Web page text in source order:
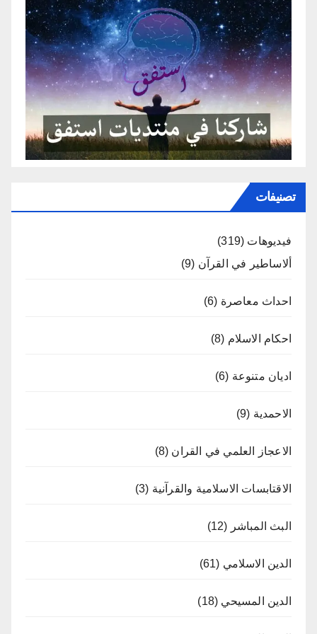
تصنيفات
فيديوهات (319)
ألاساطير في القرآن (9)
احداث معاصرة (6)
احكام الاسلام (8)
اديان متنوعة (6)
الاحمدية (9)
الاعجاز العلمي في القران (8)
الاقتابسات الاسلامية والقرآنية (3)
البث المباشر (12)
الدين الاسلامي (61)
الدين المسيحي (18)